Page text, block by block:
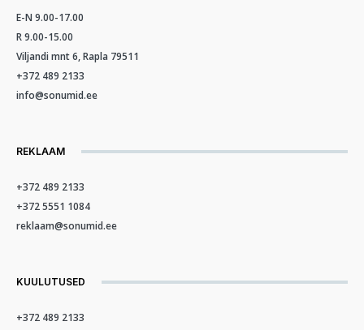
E-N 9.00-17.00
R 9.00-15.00
Viljandi mnt 6, Rapla 79511
+372 489 2133
info@sonumid.ee
REKLAAM
+372 489 2133
+372 5551 1084
reklaam@sonumid.ee
KUULUTUSED
+372 489 2133